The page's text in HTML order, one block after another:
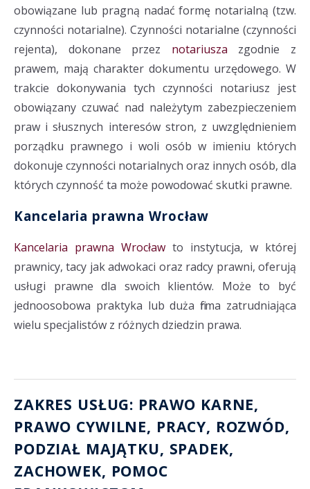
obowiązane lub pragną nadać formę notarialną (tzw.
czynności notarialne). Czynności notarialne (czynności
rejenta), dokonane przez notariusza zgodnie z
prawem, mają charakter dokumentu urzędowego. W
trakcie dokonywania tych czynności notariusz jest
obowiązany czuwać nad należytym zabezpieczeniem
praw i słusznych interesów stron, z uwzględnieniem
porządku prawnego i woli osób w imieniu których
dokonuje czynności notarialnych oraz innych osób, dla
których czynność ta może powodować skutki prawne.
Kancelaria prawna Wrocław
Kancelaria prawna Wrocław to instytucja, w której
prawnicy, tacy jak adwokaci oraz radcy prawni, oferują
usługi prawne dla swoich klientów. Może to być
jednoosobowa praktyka lub duża firma zatrudniająca
wielu specjalistów z różnych dziedzin prawa.
ZAKRES USŁUG: PRAWO KARNE,
PRAWO CYWILNE, PRACY, ROZWÓD,
PODZIAŁ MAJĄTKU, SPADEK,
ZACHOWEK, POMOC